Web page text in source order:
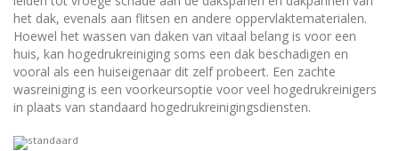
het dak, evenals aan flitsen en andere oppervlaktematerialen.
Hoewel het wassen van daken van vitaal belang is voor een
huis, kan hogedrukreiniging soms een dak beschadigen en
vooral als een huiseigenaar dit zelf probeert. Een zachte
wasreiniging is een voorkeursoptie voor veel hogedrukreinigers
in plaats van standaard hogedrukreinigingsdiensten.